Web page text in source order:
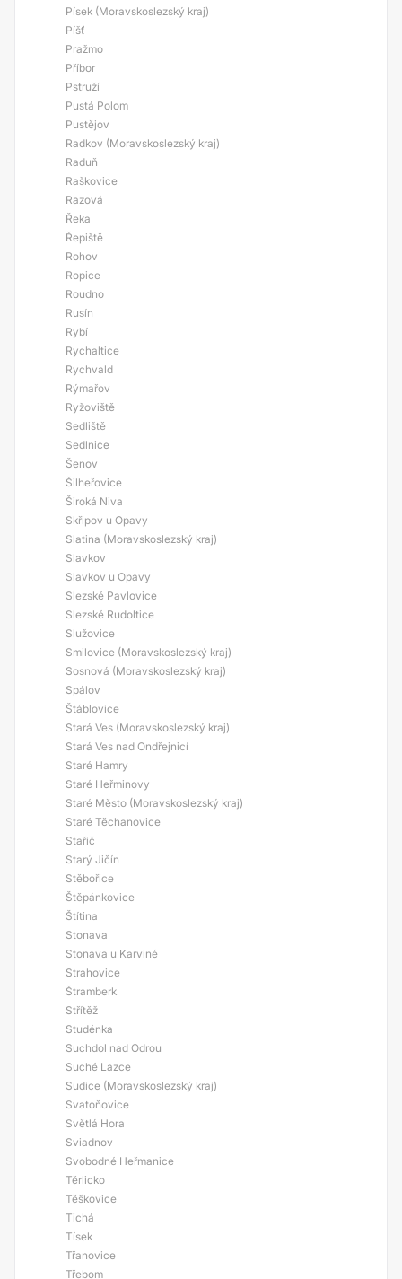
Písek (Moravskoslezský kraj)
Píšť
Pražmo
Příbor
Pstruží
Pustá Polom
Pustějov
Radkov (Moravskoslezský kraj)
Raduň
Raškovice
Razová
Řeka
Řepiště
Rohov
Ropice
Roudno
Rusín
Rybí
Rychaltice
Rychvald
Rýmařov
Ryžoviště
Sedliště
Sedlnice
Šenov
Šilheřovice
Široká Niva
Skřipov u Opavy
Slatina (Moravskoslezský kraj)
Slavkov
Slavkov u Opavy
Slezské Pavlovice
Slezské Rudoltice
Služovice
Smilovice (Moravskoslezský kraj)
Sosnová (Moravskoslezský kraj)
Spálov
Štáblovice
Stará Ves (Moravskoslezský kraj)
Stará Ves nad Ondřejnicí
Staré Hamry
Staré Heřminovy
Staré Město (Moravskoslezský kraj)
Staré Těchanovice
Stařič
Starý Jičín
Stěbořice
Štěpánkovice
Štítina
Stonava
Stonava u Karviné
Strahovice
Štramberk
Střítěž
Studénka
Suchdol nad Odrou
Suché Lazce
Sudice (Moravskoslezský kraj)
Svatoňovice
Světlá Hora
Sviadnov
Svobodné Heřmanice
Těrlicko
Těškovice
Tichá
Tísek
Třanovice
Třebom